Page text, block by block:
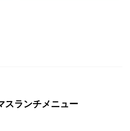
スランチメニュー